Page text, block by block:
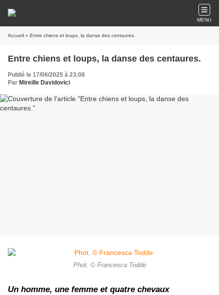
MENU
Accueil » Entre chiens et loups, la danse des centaures.
Entre chiens et loups, la danse des centaures.
Publié le 17/06/2025 à 23:06
Par Mireille Davidovici
Phot. © Francesca Todde
Un homme, une femme et quatre chevaux